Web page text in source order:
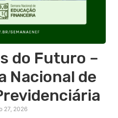
do Futuro –
Nacional de
27, 2026